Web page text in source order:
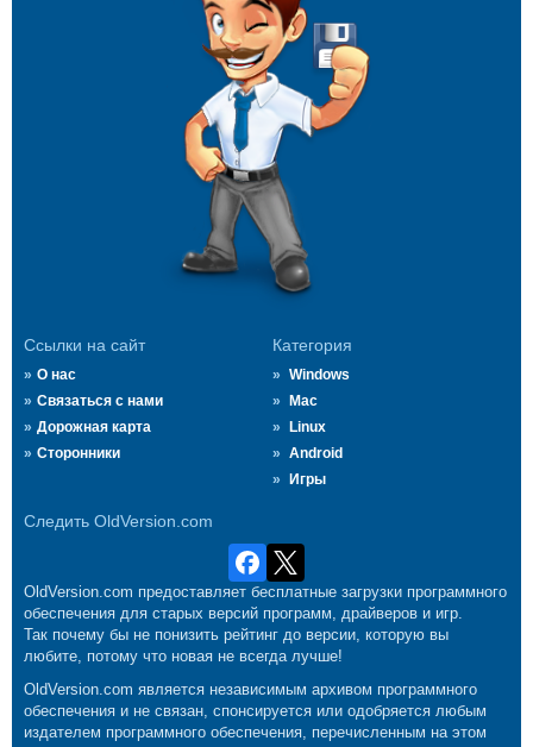
Ссылки на сайт
О нас
Связаться с нами
Дорожная карта
Сторонники
Категория
Windows
Mac
Linux
Android
Игры
Следить OldVersion.com
OldVersion.com предоставляет бесплатные загрузки программного
обеспечения для старых версий программ, драйверов и игр.
Так почему бы не понизить рейтинг до версии, которую вы
любите, потому что новая не всегда лучше!
OldVersion.com является независимым архивом программного
обеспечения и не связан, спонсируется или одобряется любым
издателем программного обеспечения, перечисленным на этом